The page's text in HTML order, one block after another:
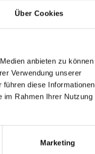
Über Cookies
anbieten zu können
Verwendung unserer
diese Informationen
im Rahmen Ihrer Nutzung
Marketing